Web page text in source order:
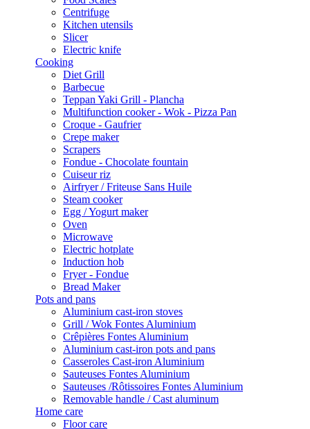
Centrifuge
Kitchen utensils
Slicer
Electric knife
Cooking
Diet Grill
Barbecue
Teppan Yaki Grill - Plancha
Multifunction cooker - Wok - Pizza Pan
Croque - Gaufrier
Crepe maker
Scrapers
Fondue - Chocolate fountain
Cuiseur riz
Airfryer / Friteuse Sans Huile
Steam cooker
Egg / Yogurt maker
Oven
Microwave
Electric hotplate
Induction hob
Fryer - Fondue
Bread Maker
Pots and pans
Aluminium cast-iron stoves
Grill / Wok Fontes Aluminium
Crêpières Fontes Aluminium
Aluminium cast-iron pots and pans
Casseroles Cast-iron Aluminium
Sauteuses Fontes Aluminium
Sauteuses /Rôtissoires Fontes Aluminium
Removable handle / Cast aluminum
Home care
Floor care